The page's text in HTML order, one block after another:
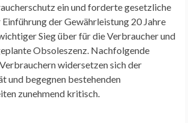
ein und forderte gesetzliche
der Gewährleistung 20 Jahre
Sieg über für die Verbraucher und
Obsoleszenz. Nachfolgende
widersetzen sich der
und begegnen bestehenden
zunehmend kritisch.